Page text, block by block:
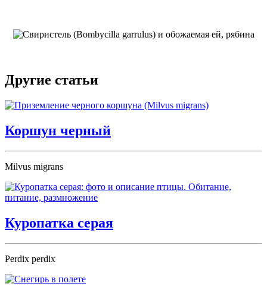
Другие статьи
Коршун черный
Milvus migrans
Куропатка серая
Perdix perdix